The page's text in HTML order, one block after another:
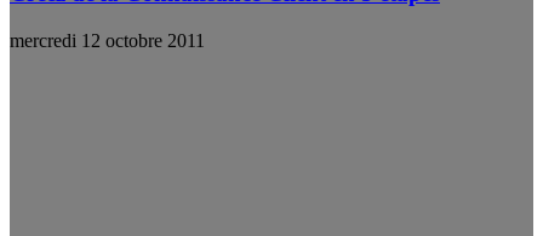
mercredi 12 octobre 2011